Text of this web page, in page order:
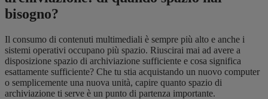
bisogno?
Il consumo di contenuti multimediali è sempre più alto e anche i
sistemi operativi occupano più spazio. Riuscirai mai ad avere a
disposizione spazio di archiviazione sufficiente e cosa significa
esattamente sufficiente? Che tu stia acquistando un nuovo computer
o semplicemente una nuova unità, capire quanto spazio di
archiviazione ti serve è un punto di partenza importante.